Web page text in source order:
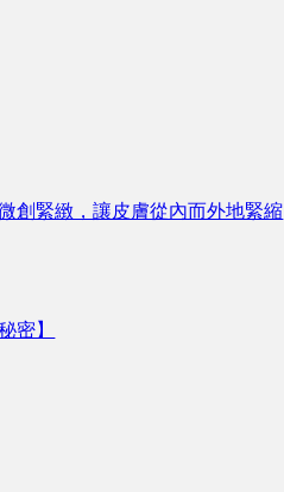
創緊緻，讓皮膚從內而外地緊縮
密】